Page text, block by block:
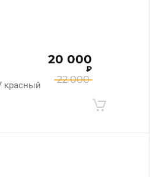
красный 22 000
20 000
₽